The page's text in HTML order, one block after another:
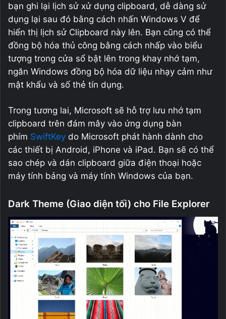
bạn ghi lại lịch sử xử dụng clipboard, dễ dàng sử
dụng lại sau đó bằng cách nhấn Windows V để
hiển thị lịch sử Clipboard này lên. Bạn cũng có thể
đồng bộ hóa thủ công bằng cách nhấp vào biểu
tượng trong cửa sổ bật lên trong khay nhớ tạm,
ngăn Windows đồng bộ hóa dữ liệu nhạy cảm như
mật khẩu và số thẻ tín dụng.
Trong tương lai, Microsoft sẽ hỗ trợ lưu nhớ tạm
clipboard trên đám mây vào ứng dụng bàn
phím SwiftKey do Microsoft phát hành dành cho
các thiết bị Android, iPhone và iPad. Bạn sẽ có thể
sao chép và dán clipboard giữa điện thoại hoặc
máy tính bảng và máy tính Windows của bạn.
Dark Theme (Giao diện tối) cho File Explorer